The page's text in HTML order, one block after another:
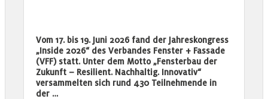
Vom 17. bis 19. Juni 2026 fand der Jahreskongress
„Inside 2026“ des Verbandes Fenster + Fassade
(VFF) statt. Unter dem Motto „Fensterbau der
Zukunft – Resilient. Nachhaltig. Innovativ“
versammelten sich rund 430 Teilnehmende in
der …